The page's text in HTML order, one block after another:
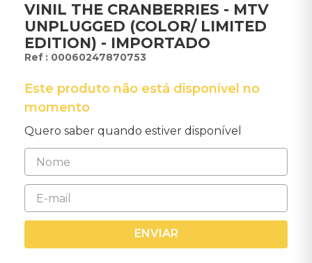
VINIL THE CRANBERRIES - MTV
UNPLUGGED (COLOR/ LIMITED
EDITION) - IMPORTADO
: 00060247870753
Este produto não está disponível no
momento
Quero saber quando estiver disponível
ENVIAR